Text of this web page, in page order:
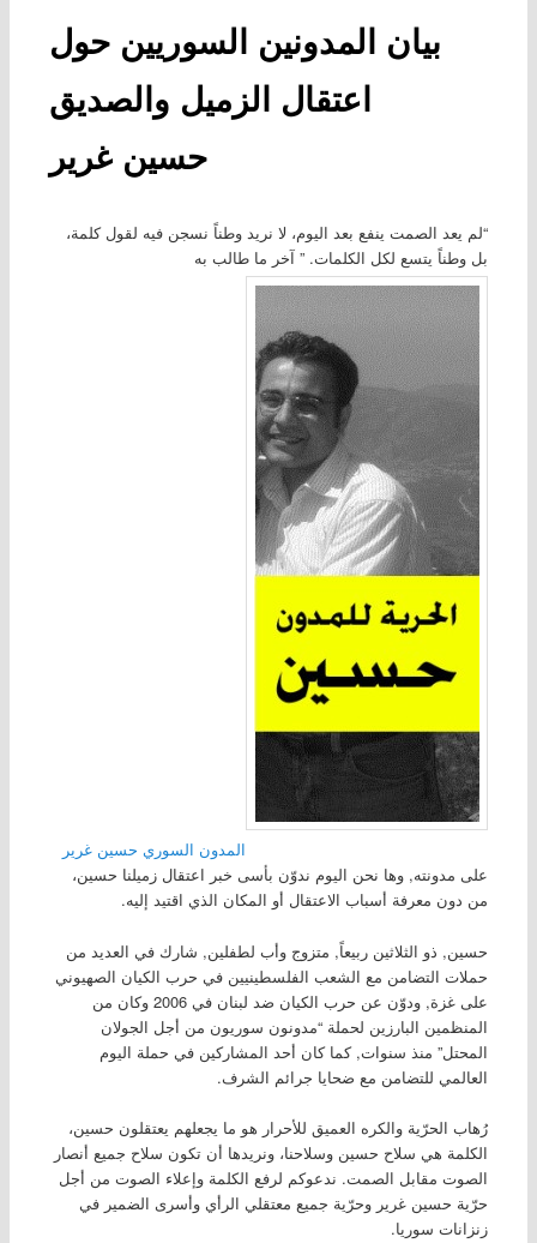
بيان المدونين السوريين حول
اعتقال الزميل والصديق
حسين غرير
“لم يعد الصمت ينفع بعد اليوم، لا نريد وطناً نسجن فيه لقول كلمة،
بل وطناً يتسع لكل الكلمات. ” آخر ما طالب به
المدون السوري حسين غرير
على مدونته, وها نحن اليوم ندوّن بأسى خبر اعتقال زميلنا حسين،
من دون معرفة أسباب الاعتقال أو المكان الذي اقتيد إليه.
حسين, ذو الثلاثين ربيعاً, متزوج وأب لطفلين, شارك في العديد من
حملات التضامن مع الشعب الفلسطينيين في حرب الكيان الصهيوني
على غزة, ودوّن عن حرب الكيان ضد لبنان في 2006 وكان من
المنظمين البارزين لحملة “مدونون سوريون من أجل الجولان
المحتل” منذ سنوات, كما كان أحد المشاركين في حملة اليوم
العالمي للتضامن مع ضحايا جرائم الشرف.
رُهاب الحرّية والكره العميق للأحرار هو ما يجعلهم يعتقلون حسين،
الكلمة هي سلاح حسين وسلاحنا، ونريدها أن تكون سلاح جميع أنصار
الصوت مقابل الصمت. ندعوكم لرفع الكلمة وإعلاء الصوت من أجل
حرّية حسين غرير وحرّية جميع معتقلي الرأي وأسرى الضمير في
زنزانات سوريا.